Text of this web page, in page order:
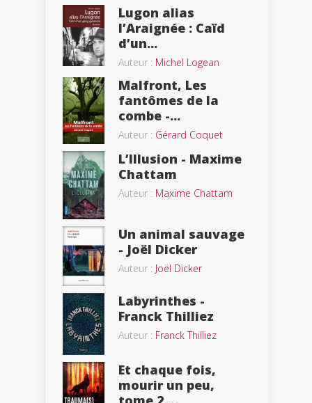
Lugon alias
l’Araignée : Caïd
d’un...
Auteur : Michel Logean
Malfront, Les
fantômes de la
combe -...
Auteur : Gérard Coquet
L’Illusion - Maxime
Chattam
Auteur : Maxime Chattam
Un animal sauvage
- Joël Dicker
Auteur : Joël Dicker
Labyrinthes -
Franck Thilliez
Auteur : Franck Thilliez
Et chaque fois,
mourir un peu,